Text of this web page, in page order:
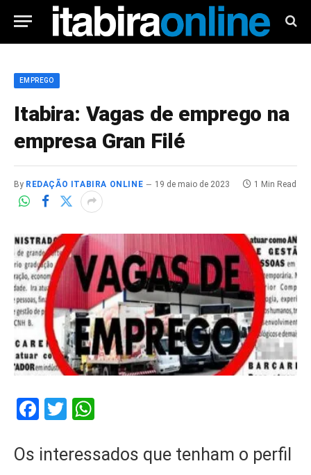
EMPREGO
Itabira: Vagas de emprego na
empresa Gran Filé
By REDAÇÃO ITABIRA ONLINE 19 de maio de 2023 1 Min Read
Facebook
Twitter
Os interessados que tenham o perfil